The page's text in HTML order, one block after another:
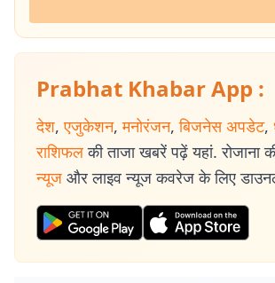
Prabhat Khabar App :
देश, एजुकेशन, मनोरंजन, बिजनेस अपडेट,
राशिफल की ताजा खबरें पढ़ें यहां. रोजाना
न्यूज और लाइव न्यूज कवरेज के लिए